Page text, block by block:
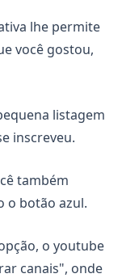
lhe permite
você gostou,
listagem
inscreveu.
também
o botão azul.
o youtube
canais", onde